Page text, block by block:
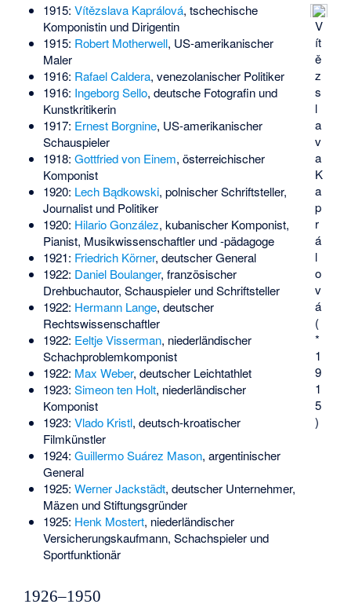
V
ít
ě
z
s
l
a
v
a
K
a
p
r
á
l
o
v
á
(
*
1
9
1
5
)
1915: Vítězslava Kaprálová, tschechische
Komponistin und Dirigentin
1915: Robert Motherwell, US-amerikanischer
Maler
1916: Rafael Caldera, venezolanischer Politiker
1916: Ingeborg Sello, deutsche Fotografin und
Kunstkritikerin
1917: Ernest Borgnine, US-amerikanischer
Schauspieler
1918: Gottfried von Einem, österreichischer
Komponist
1920: Lech Bądkowski, polnischer Schriftsteller,
Journalist und Politiker
1920: Hilario González, kubanischer Komponist,
Pianist, Musikwissenschaftler und -pädagoge
1921: Friedrich Körner, deutscher General
1922: Daniel Boulanger, französischer
Drehbuchautor, Schauspieler und Schriftsteller
1922: Hermann Lange, deutscher
Rechtswissenschaftler
1922: Eeltje Visserman, niederländischer
Schachproblemkomponist
1922: Max Weber, deutscher Leichtathlet
1923: Simeon ten Holt, niederländischer
Komponist
1923: Vlado Kristl, deutsch-kroatischer
Filmkünstler
1924: Guillermo Suárez Mason, argentinischer
General
1925: Werner Jackstädt, deutscher Unternehmer,
Mäzen und Stiftungsgründer
1925: Henk Mostert, niederländischer
Versicherungskaufmann, Schachspieler und
Sportfunktionär
1926–1950